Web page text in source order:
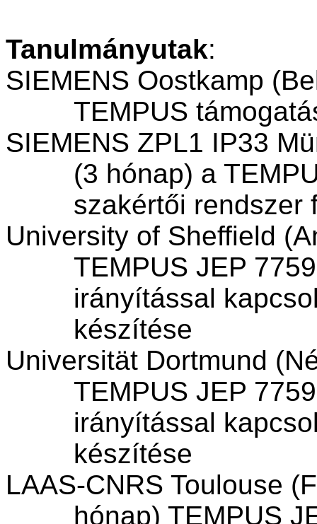
Tanulmányutak:
SIEMENS Oostkamp
TEMPUS
SIEMENS ZPL1 IP33
(3 hónap) a
szakértői rendszer
University of Sheffield
TEMPUS JEP
irányítással
készítése
Universität Dortmund
TEMPUS JEP
irányítással
készítése
LAAS-CNRS Toulouse
hónap) TEMPUS